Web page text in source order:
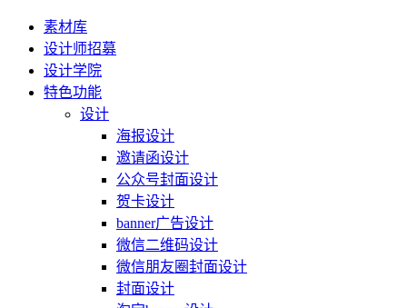
素材库
设计师招募
设计学院
特色功能
设计
海报设计
邀请函设计
公众号封面设计
贺卡设计
banner广告设计
微信二维码设计
微信朋友圈封面设计
封面设计